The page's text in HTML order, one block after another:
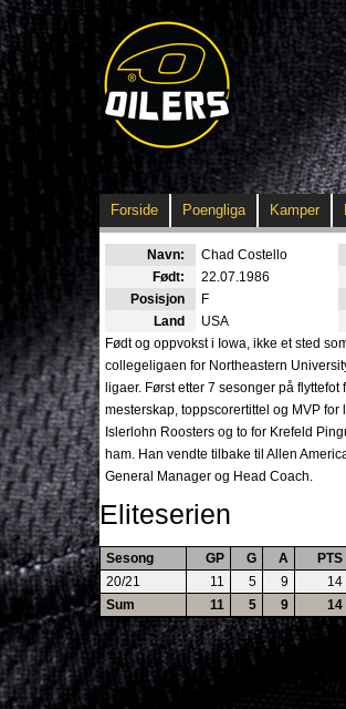
Forside Poengliga Kamper
Navn: Chad Costello
Født:
22.07.1986
Posisjon
F
Land
USA
Født og oppvokst i Iowa, ikke et sted
collegeligaen for Northeastern
ligaer. Først etter 7 sesonger på
mesterskap, toppscorertittel og MVP
Islerlohn Roosters og to for Krefeld
ham. Han vendte tilbake til Allen
General Manager og Head Coach.
Eliteserien
Sesong GP G A PTS
20/21
11 5 9 14
Sum
11 5 9 14